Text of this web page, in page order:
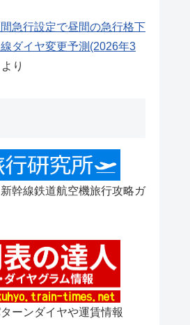
急行設定で昼間の急行格下
ダイヤ変更予測(2026年3
より
幹線鉄道航空機旅行攻略ガ
ーンダイヤや運賃情報